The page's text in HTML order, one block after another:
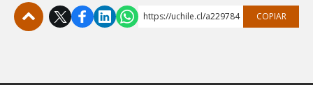
FACULTAD
https://uchile.cl/a229784 COPIAR